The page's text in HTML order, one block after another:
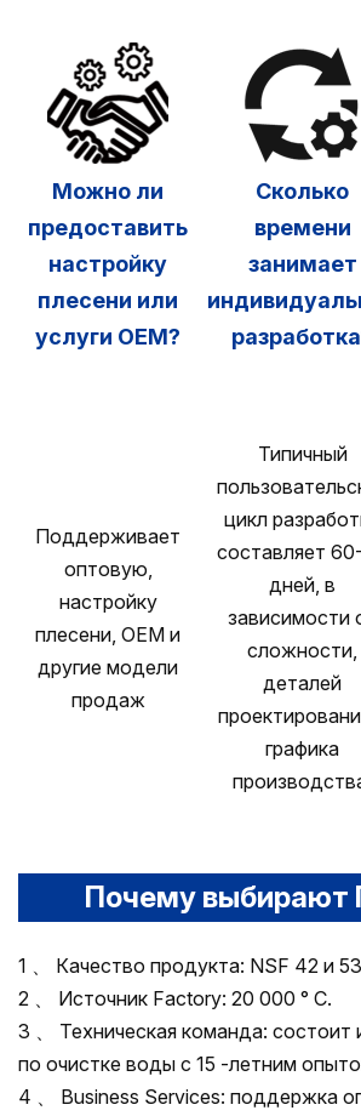
Можно ли
предоставить
настройку
плесени или
услуги OEM?
Сколько
времени
занимает
Поддерживает
оптовую,
настройку
плесени, OEM и
другие модели
продаж
Типичный
цикл
составляет
дней, в
зависимости
сложности,
деталей
графика
Почему выбирают
1 、 Качество продукта: NSF 42 и
2 、 Источник Factory: 20 000 ° С.
3 、 Техническая команда: состоит
по очистке воды с 15 -летним
4 、 Business Services: поддержка